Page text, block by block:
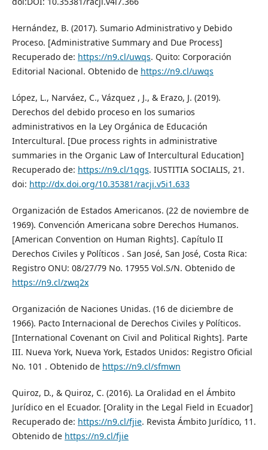
Hernández, B. (2017). Sumario Administrativo y Debido
Proceso. [Administrative Summary and Due Process]
Recuperado de: https://n9.cl/uwqs. Quito: Corporación
Editorial Nacional. Obtenido de https://n9.cl/uwqs
López, L., Narváez, C., Vázquez , J., & Erazo, J. (2019).
Derechos del debido proceso en los sumarios
administrativos en la Ley Orgánica de Educación
Intercultural. [Due process rights in administrative
summaries in the Organic Law of Intercultural Education]
Recuperado de: https://n9.cl/1qgs. IUSTITIA SOCIALIS, 21.
doi: http://dx.doi.org/10.35381/racji.v5i1.633
Organización de Estados Americanos. (22 de noviembre de
1969). Convención Americana sobre Derechos Humanos.
[American Convention on Human Rights]. Capítulo II
Derechos Civiles y Políticos . San José, San José, Costa Rica:
Registro ONU: 08/27/79 No. 17955 Vol.S/N. Obtenido de
https://n9.cl/zwq2x
Organización de Naciones Unidas. (16 de diciembre de
1966). Pacto Internacional de Derechos Civiles y Políticos.
[International Covenant on Civil and Political Rights]. Parte
III. Nueva York, Nueva York, Estados Unidos: Registro Oficial
No. 101 . Obtenido de https://n9.cl/sfmwn
Quiroz, D., & Quiroz, C. (2016). La Oralidad en el Ámbito
Jurídico en el Ecuador. [Orality in the Legal Field in Ecuador]
Recuperado de: https://n9.cl/fjie. Revista Ámbito Jurídico, 11.
Obtenido de https://n9.cl/fjie